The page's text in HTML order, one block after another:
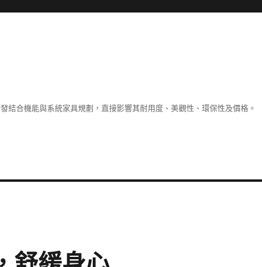
結合機能與系統家具規劃，直接影響其耐用度、美觀性、環保性及價格。